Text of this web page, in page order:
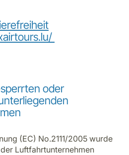
oder
(EC) No.2111/2005 wurde
Luftfahrtunternehmen